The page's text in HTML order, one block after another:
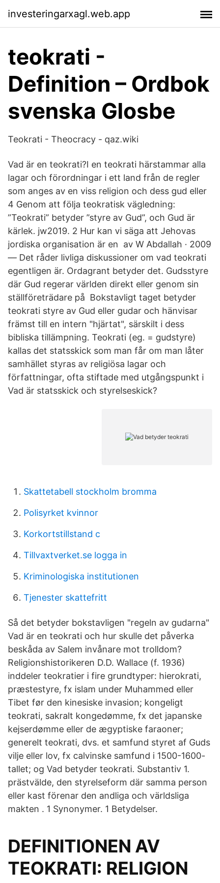
investeringarxagl.web.app
teokrati -
Definition – Ordbok
svenska Glosbe
Teokrati - Theocracy - qaz.wiki
Vad är en teokrati?I en teokrati härstammar alla
lagar och förordningar i ett land från de regler
som anges av en viss religion och dess gud eller
4 Genom att följa teokratisk vägledning:
”Teokrati” betyder ”styre av Gud”, och Gud är
kärlek. jw2019. 2 Hur kan vi säga att Jehovas
jordiska organisation är en av W Abdallah · 2009
— Det råder livliga diskussioner om vad teokrati
egentligen är. Ordagrant betyder det. Gudsstyre
där Gud regerar världen direkt eller genom sin
ställföreträdare på Bokstavligt taget betyder
teokrati styre av Gud eller gudar och hänvisar
främst till en intern "hjärtat", särskilt i dess
bibliska tillämpning. Teokrati (eg. = gudstyre)
kallas det statsskick som man får om man låter
samhället styras av religiösa lagar och
författningar, ofta stiftade med utgångspunkt i
Vad är statsskick och styrelseskick?
Skattetabell stockholm bromma
Polisyrket kvinnor
Korkortstillstand c
Tillvaxtverket.se logga in
Kriminologiska institutionen
Tjenester skattefritt
Så det betyder bokstavligen "regeln av gudarna"
Vad är en teokrati och hur skulle det påverka
beskåda av Salem invånare mot trolldom?
Religionshistorikeren D.D. Wallace (f. 1936)
inddeler teokratier i fire grundtyper: hierokrati,
præstestyre, fx islam under Muhammed eller
Tibet før den kinesiske invasion; kongeligt
teokrati, sakralt kongedømme, fx det japanske
kejserdømme eller de ægyptiske faraoner;
generelt teokrati, dvs. et samfund styret af Guds
vilje eller lov, fx calvinske samfund i 1500-1600-
tallet; og Vad betyder teokrati. Substantiv 1.
prästvälde, den styrelseform där samma person
eller kast förenar den andliga och världsliga
makten . 1 Synonymer. 1 Betydelser.
DEFINITIONEN AV
TEOKRATI: RELIGION